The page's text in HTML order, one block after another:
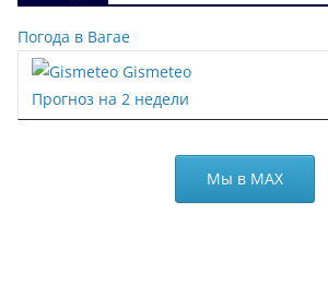
Погода в Вагае
Gismeteo
Прогноз на 2 недели
Мы в МАХ